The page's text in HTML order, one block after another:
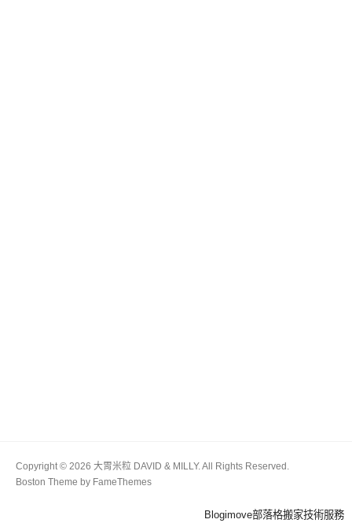
Copyright © 2026 大胃米粒 DAVID & MILLY. All Rights Reserved.
Boston Theme by FameThemes
Blogimove部落格搬家技術服務